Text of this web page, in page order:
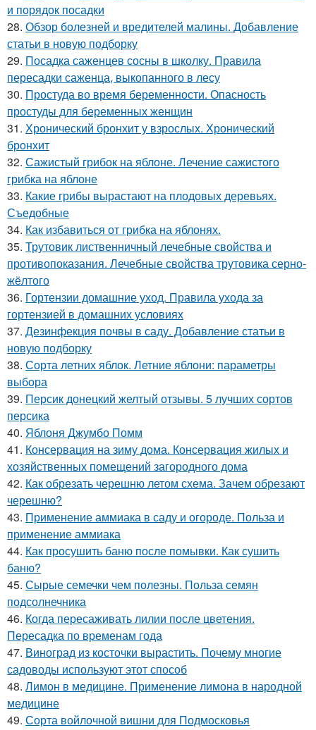
и порядок посадки
28. Обзор болезней и вредителей малины. Добавление
статьи в новую подборку
29. Посадка саженцев сосны в школку. Правила
пересадки саженца, выкопанного в лесу
30. Простуда во время беременности. Опасность
простуды для беременных женщин
31. Хронический бронхит у взрослых. Хронический
бронхит
32. Сажистый грибок на яблоне. Лечение сажистого
грибка на яблоне
33. Какие грибы вырастают на плодовых деревьях.
Съедобные
34. Как избавиться от грибка на яблонях.
35. Трутовик лиственничный лечебные свойства и
противопоказания. Лечебные свойства трутовика серно-
жёлтого
36. Гортензии домашние уход. Правила ухода за
гортензией в домашних условиях
37. Дезинфекция почвы в саду. Добавление статьи в
новую подборку
38. Сорта летних яблок. Летние яблони: параметры
выбора
39. Персик донецкий желтый отзывы. 5 лучших сортов
персика
40. Яблоня Джумбо Помм
41. Консервация на зиму дома. Консервация жилых и
хозяйственных помещений загородного дома
42. Как обрезать черешню летом схема. Зачем обрезают
черешню?
43. Применение аммиака в саду и огороде. Польза и
применение аммиака
44. Как просушить баню после помывки. Как сушить
баню?
45. Сырые семечки чем полезны. Польза семян
подсолнечника
46. Когда пересаживать лилии после цветения.
Пересадка по временам года
47. Виноград из косточки вырастить. Почему многие
садоводы используют этот способ
48. Лимон в медицине. Применение лимона в народной
медицине
49. Сорта войлочной вишни для Подмосковья